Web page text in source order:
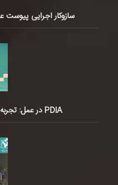
سازوکار اجرایی پیوست
PDIA در عمل: تجربه مدیریت تعارض منافع در ایران